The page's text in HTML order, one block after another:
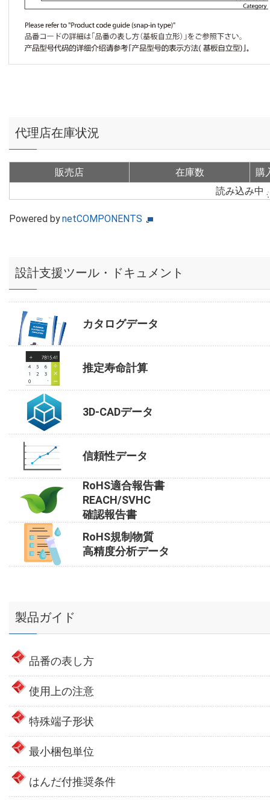
代理店在庫状況
販売店 在庫数
購
読み込み中
Powered bynetCOMPONENTS
設計支援ツール・ドキュメント
カタログデータ
推定寿命計算
3D-CADデータ
信頼性データ
RoHS適合報告書
REACH/SVHC
確認報告書
RoHS規制物質
高精度分析データ
製品ガイド
品番の表し方
使用上の注意
特殊端子形状
最小梱包単位
はんだ付推奨条件